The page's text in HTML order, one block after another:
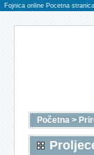
Fojnica online Pocetna stranica
Početna >